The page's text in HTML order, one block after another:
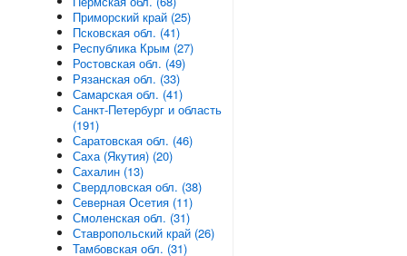
Приморский край (25)
Псковская обл. (41)
Республика Крым (27)
Ростовская обл. (49)
Рязанская обл. (33)
Самарская обл. (41)
Санкт-Петербург и область
(191)
Саратовская обл. (46)
Саха (Якутия) (20)
Сахалин (13)
Свердловская обл. (38)
Северная Осетия (11)
Смоленская обл. (31)
Ставропольский край (26)
Тамбовская обл. (31)